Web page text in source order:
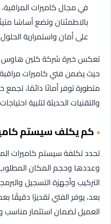
في مجال كاميرات
بالاطمئنان وتضع أساسًا
على أمان واستمرارية
تعكس خبرة شركة كلين هاوس
حيث يضمن فني كاميرات
متطورة توفر أمانًا دائمًا، تجمع
والتقنيات الحديثة لتلبية
كم يكلف سيستم
تحدد تكلفة سيستم كاميرات
وعددها وحجم المكان
التركيب وأجهزة التسجيل
بعد، يوفر الفني تقديرًا دقيقًا
العميل لضمان استثمار مناسب